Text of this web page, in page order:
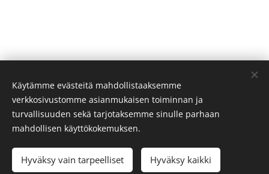
Add to cart
Käytämme evästeitä mahdollistaaksemme
verkkosivustomme asianmukaisen toiminnan ja
turvallisuuden sekä tarjotaksemme sinulle parhaan
mahdollisen käyttökokemuksen.
Hyväksy vain tarpeelliset Hyväksy kaikki